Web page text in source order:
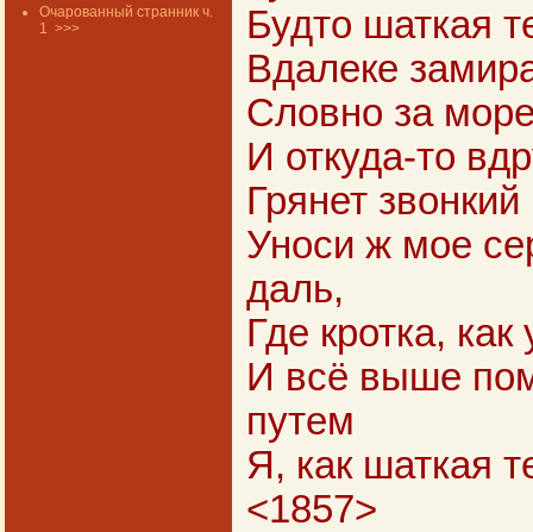
Очарованный странник ч.
1 >>>
Будто шаткая
Вдалеке
Словно за
И откуда-то
Грянет
Уноси ж мое
даль,
Где кротка,
И всё выше
путем
Я, как шаткая
<1857>